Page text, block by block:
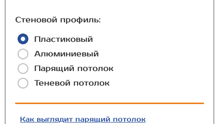
Стеновой профиль:
Пластиковый
Алюминиевый
Парящий потолок
Теневой потолок
Как выглядит парящий потолок